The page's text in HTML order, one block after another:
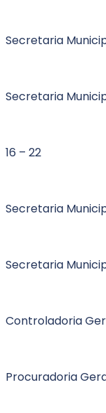
Secretaria
Secretaria
16 – 22
Secretaria
Secretaria
Controladoria
Procuradoria